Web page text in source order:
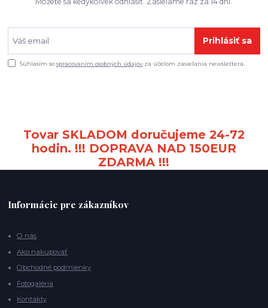
Prihlásiť sa
Súhlasím sospracovaním osobných údajov za účelom zasielania newslettera.
Tovar SKLADOM doručujeme 24-72
hodin. !!! DOPRAVA NAD 150EUR
ZDARMA !!!
Informácie pre zákazníkov
O nás
Ako nakupovať
Obchodné podmienky
Fotogaléria
Kontakty